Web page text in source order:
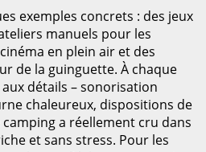
exemples concrets : des jeux
manuels pour les
en plein air et des
de la guinguette. À chaque
détails – sonorisation
chaleureux, dispositions de
a réellement cru dans
et sans stress. Pour les